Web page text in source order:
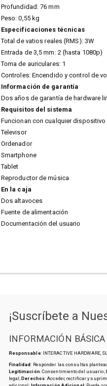
Profundidad: 76 mm
Peso: 0,55 kg
Especificaciones técnicas
Total de vatios reales (RMS): 3W
Entrada de 3,5 mm: 2 (hasta 1080p)
Toma de auriculares: 1
Controles: Encendido y control de
Información de garantía
Dos años de garantía de hardware
Requisitos del sistema
Funcionan con cualquier
Televisor
Ordenador
Smartphone
Tablet
Reproductor de música
En la caja
Dos altavoces
Fuente de alimentación
Documentación del usuario
¡Suscríbete a
INFORMACIÓN
Responsable: INTERACTIVE HARDWARE, SL
Finalidad: Responder las consultas
Legitimación: Consentimiento del usuario;
legal;Derechos: Acceder, rectificar y